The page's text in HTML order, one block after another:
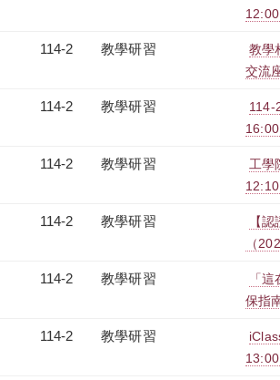
114-2 教學研習
教學
交流
114-2 教學研習
114-
114-2 教學研習
工學
114-2 教學研習
【
（
114-2 教學研習
「
保指
114-2 教學研習